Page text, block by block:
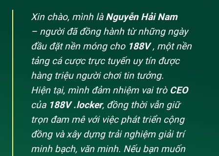
Xin chào, mình là Nguyễn Hải Nam
– người đã đồng hành từ những ngày
đầu đặt nền móng cho 188V, một nền
tảng cá cược trực tuyến uy tín được
hàng triệu người chơi tin tưởng.
Hiện tại, mình đảm nhiệm vai trò CEO
của 188V .locker, đồng thời vẫn giữ
trọn đam mê với việc phát triển cộng
đồng và xây dựng trải nghiệm giải trí
minh bạch, văn minh. Nếu bạn muốn